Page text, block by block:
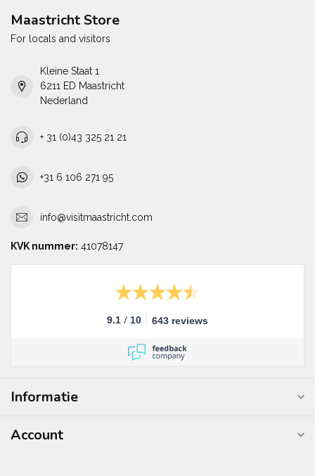
Maastricht Store
For locals and visitors
Kleine Staat 1
6211 ED Maastricht
Nederland
+ 31 (0)43 325 21 21
+31 6 106 271 95
info@visitmaastricht.com
KVK nummer: 41078147
9.1 / 10 643 reviews
Informatie
Account